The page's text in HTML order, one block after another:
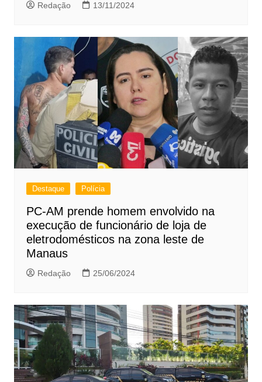
Redação 13/11/2024
Destaque Polícia
PC-AM prende homem envolvido na
execução de funcionário de loja de
eletrodomésticos na zona leste de
Manaus
Redação 25/06/2024